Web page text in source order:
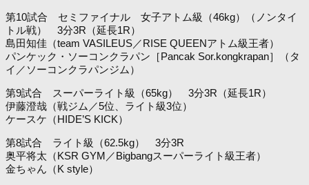
第10試合 セミファイナル 女子アトム級（46kg）（ノンタイ
トル戦） 3分3R（延長1R）
島田知佳（team VASILEUS／RISE QUEENアトム級王者）
パンケック・ソーコンクラパン［Pancak Sor.kongkrapan］（タ
イ／ソーコンクラパンジム）
第9試合 スーパーライト級（65kg） 3分3R（延長1R）
伊藤澄哉（戦ジム／5位、ライト級3位）
ケースケ（HIDE’S KICK）
第8試合 ライト級（62.5kg） 3分3R
奥平将太（KSR GYM／Bigbangスーパーライト級王者）
金ちゃん（K style）